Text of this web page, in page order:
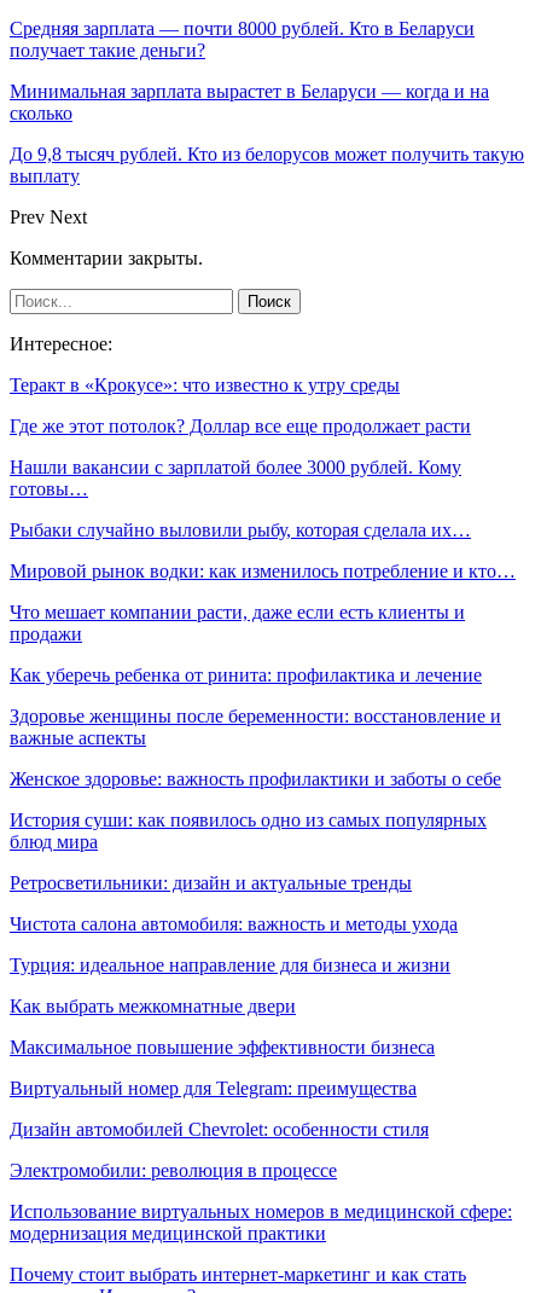
Средняя зарплата — почти 8000 рублей. Кто в Беларуси
получает такие деньги?
Минимальная зарплата вырастет в Беларуси — когда и на
сколько
До 9,8 тысяч рублей. Кто из белорусов может получить такую
выплату
Prev Next
Комментарии закрыты.
Интересное:
Теракт в «Крокусе»: что известно к утру среды
Где же этот потолок? Доллар все еще продолжает расти
Нашли вакансии с зарплатой более 3000 рублей. Кому
готовы…
Рыбаки случайно выловили рыбу, которая сделала их…
Мировой рынок водки: как изменилось потребление и кто…
Что мешает компании расти, даже если есть клиенты и
продажи
Как уберечь ребенка от ринита: профилактика и лечение
Здоровье женщины после беременности: восстановление и
важные аспекты
Женское здоровье: важность профилактики и заботы о себе
История суши: как появилось одно из самых популярных
блюд мира
Ретросветильники: дизайн и актуальные тренды
Чистота салона автомобиля: важность и методы ухода
Турция: идеальное направление для бизнеса и жизни
Как выбрать межкомнатные двери
Максимальное повышение эффективности бизнеса
Виртуальный номер для Telegram: преимущества
Дизайн автомобилей Chevrolet: особенности стиля
Электромобили: революция в процессе
Использование виртуальных номеров в медицинской сфере:
модернизация медицинской практики
Почему стоит выбрать интернет-маркетинг и как стать